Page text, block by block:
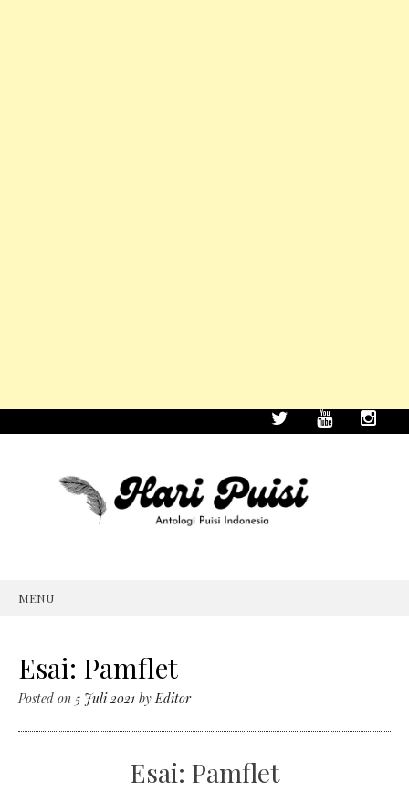
MENU
Esai: Pamflet
Posted on 5 Juli 2021 byEditor
Esai: Pamflet